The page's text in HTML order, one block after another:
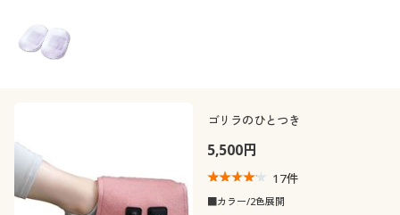
ゴリラのひとつき
5,500円
17件
■カラー/2色展開